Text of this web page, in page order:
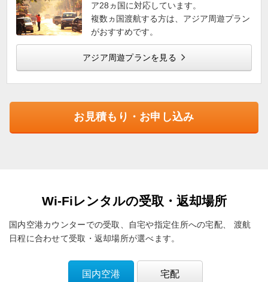
ア28ヵ国に対応しています。
複数ヵ国渡航する方は、アジア周遊プラン
がおすすめです。
アジア周遊プランを見る
お見積もり・お申し込み
Wi-Fiレンタルの受取・返却場所
国内空港カウンターでの受取、自宅や指定住所への宅配、
渡航
日程に合わせて受取・返却場所が選べます。
国内空港 宅配